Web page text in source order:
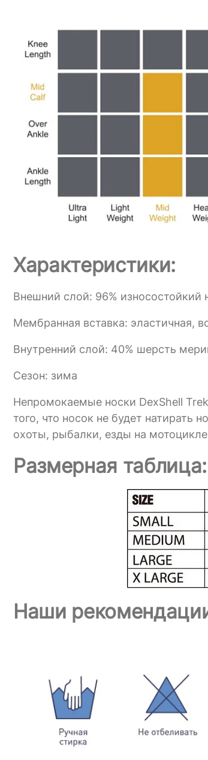
Характеристики:
Внешний слой: 96% износостойкий
Мембранная вставка: эластичная,
Внутренний слой: 40% шерсть
Сезон: зима
Непромокаемые носки DexShell
того, что носок не будет натирать
охоты, рыбалки, езды на
Размерная таблица:
Наши